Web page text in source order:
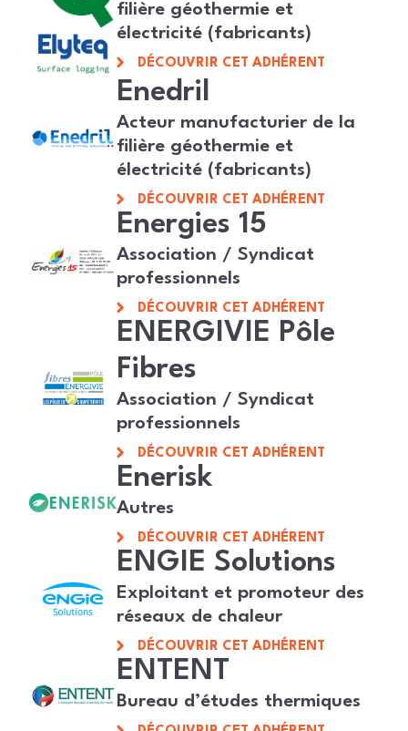
filière géothermie et
électricité (fabricants)
DÉCOUVRIR CET ADHÉRENT
Enedril
Acteur manufacturier de la
filière géothermie et
électricité (fabricants)
DÉCOUVRIR CET ADHÉRENT
Energies 15
Association / Syndicat
professionnels
DÉCOUVRIR CET ADHÉRENT
ENERGIVIE Pôle
Fibres
Association / Syndicat
professionnels
DÉCOUVRIR CET ADHÉRENT
Enerisk
Autres
DÉCOUVRIR CET ADHÉRENT
ENGIE Solutions
Exploitant et promoteur des
réseaux de chaleur
DÉCOUVRIR CET ADHÉRENT
ENTENT
Bureau d’études thermiques